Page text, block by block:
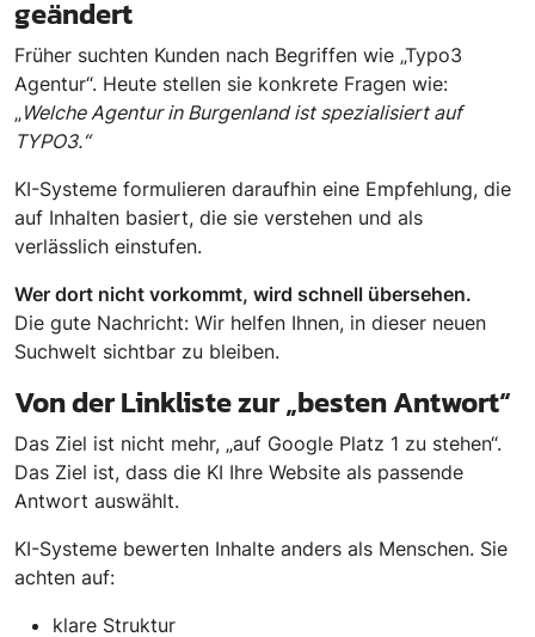
geändert
Früher suchten Kunden nach Begriffen wie „Typo3
Agentur“. Heute stellen sie konkrete Fragen wie:
„Welche Agentur in Burgenland ist spezialisiert auf
TYPO3.“
KI-Systeme formulieren daraufhin eine Empfehlung, die
auf Inhalten basiert, die sie verstehen und als
verlässlich einstufen.
Wer dort nicht vorkommt, wird schnell übersehen.
Die gute Nachricht: Wir helfen Ihnen, in dieser neuen
Suchwelt sichtbar zu bleiben.
Von der Linkliste zur „besten Antwort“
Das Ziel ist nicht mehr, „auf Google Platz 1 zu stehen“.
Das Ziel ist, dass die KI Ihre Website als passende
Antwort auswählt.
KI-Systeme bewerten Inhalte anders als Menschen. Sie
achten auf:
klare Struktur